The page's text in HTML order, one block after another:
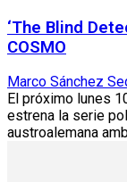
‘The Blind
COSMO
Marco Sánchez
El próximo lunes
estrena la serie
austroalemana